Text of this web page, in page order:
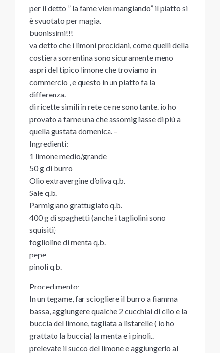
per il detto ” la fame vien mangiando” il piatto si
è svuotato per magia.
buonissimi!!!
va detto che i limoni procidani, come quelli della
costiera sorrentina sono sicuramente meno
aspri del tipico limone che troviamo in
commercio , e questo in un piatto fa la
differenza.
di ricette simili in rete ce ne sono tante. io ho
provato a farne una che assomigliasse di più a
quella gustata domenica. –
Ingredienti:
1 limone medio/grande
50 g di burro
Olio extravergine d’oliva q.b.
Sale q.b.
Parmigiano grattugiato q.b.
400 g di spaghetti (anche i tagliolini sono
squisiti)
foglioline di menta q.b.
pepe
pinoli q.b.
Procedimento:
In un tegame, far sciogliere il burro a fiamma
bassa, aggiungere qualche 2 cucchiai di olio e la
buccia del limone, tagliata a listarelle ( io ho
grattato la buccia) la menta e i pinoli..
prelevate il succo del limone e aggiungerlo al